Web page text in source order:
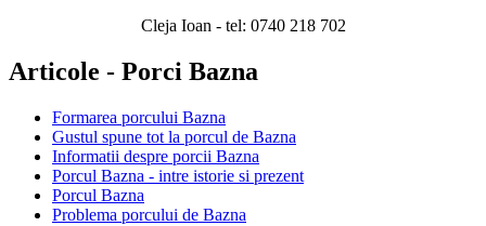
Cleja Ioan - tel: 0740 218 702
Articole - Porci Bazna
Formarea porcului Bazna
Gustul spune tot la porcul de Bazna
Informatii despre porcii Bazna
Porcul Bazna - intre istorie si prezent
Porcul Bazna
Problema porcului de Bazna